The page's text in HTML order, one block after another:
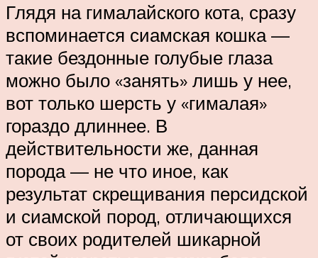
Глядя на гималайского кота, сразу
вспоминается сиамская кошка —
такие бездонные голубые глаза
можно было «занять» лишь у нее,
вот только шерсть у «гималая»
гораздо длиннее. В
действительности же, данная
порода — не что иное, как
результат скрещивания персидской
и сиамской пород, отличающихся
от своих родителей шикарной